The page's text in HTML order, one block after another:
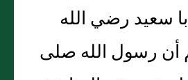
سعيد رضي الله
أن رسول الله صلى